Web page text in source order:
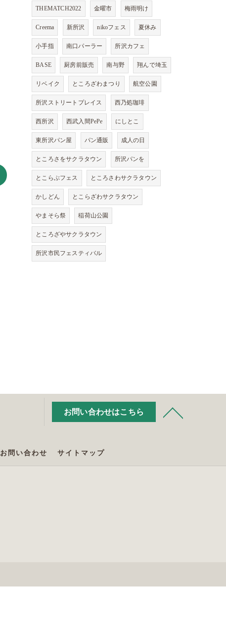
THEMATCH2022 金曜市 梅雨明け
Creema 新所沢 nikoフェス 夏休み
小手指 南口パーラー 所沢カフェ
BASE 厨房前販売 南与野 翔んで埼玉
リベイク ところざわまつり 航空公園
所沢ストリートプレイス 西乃処珈琲
西所沢 西武入間PePe にしとこ
東所沢パン屋 パン通販 成人の日
ところさをサクラタウン 所沢パンを
とこらぶフェス ところさわサクラタウン
かしどん とこらざわサクラタウン
やまそら祭 稲荷山公園
ところざやサクラタウン
所沢市民フェスティバル
お問い合わせはこちら
お問い合わせ サイトマップ